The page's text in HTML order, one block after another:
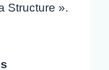
Structure ».